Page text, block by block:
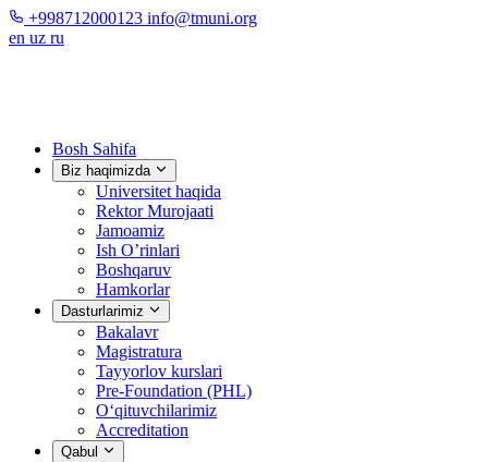
+998712000123 info@tmuni.org
en uz ru
Bosh Sahifa
Biz haqimizda
Universitet haqida
Rektor Murojaati
Jamoamiz
Ish O’rinlari
Boshqaruv
Hamkorlar
Dasturlarimiz
Bakalavr
Magistratura
Tayyorlov kurslari
Pre-Foundation (PHL)
O‘qituvchilarimiz
Accreditation
Qabul